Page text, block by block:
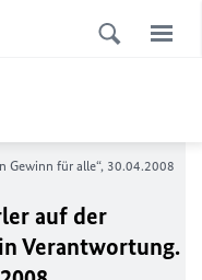
Gewinn für alle“, 30.04.2008
auf der
Verantwortung.